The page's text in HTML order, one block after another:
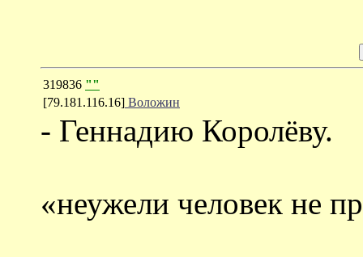
319836 ""
[79.181.116.16] Воложин
- Геннадию Королёву.
«неужели человек не